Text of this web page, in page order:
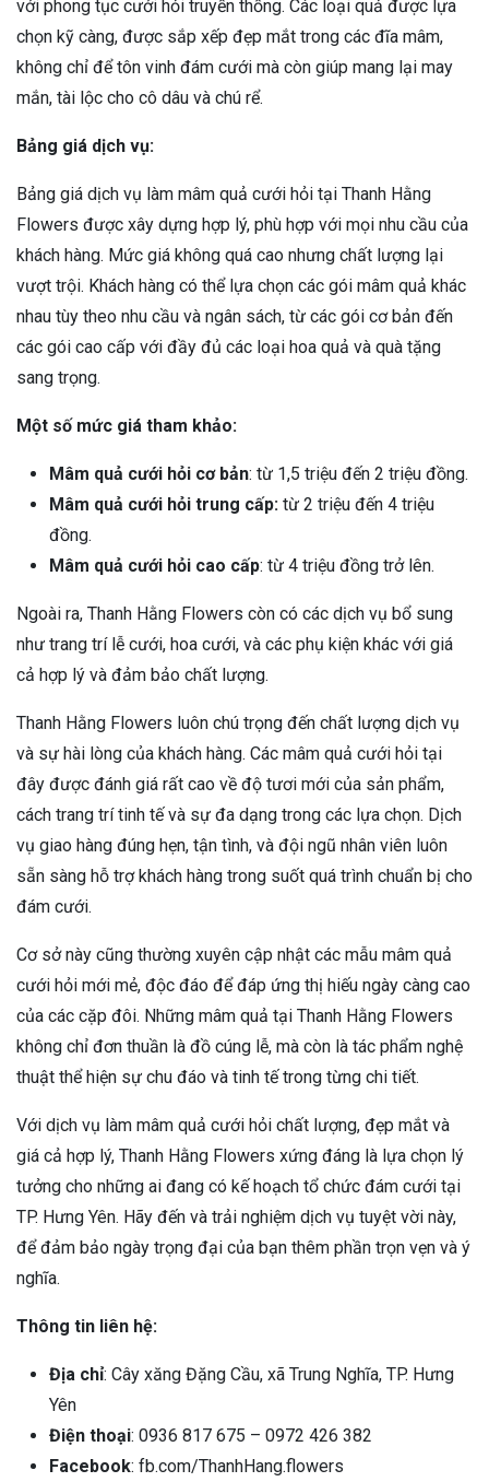
với phong tục cưới hỏi truyền thống. Các loại quả được lựa
chọn kỹ càng, được sắp xếp đẹp mắt trong các đĩa mâm,
không chỉ để tôn vinh đám cưới mà còn giúp mang lại may
mắn, tài lộc cho cô dâu và chú rể.
Bảng giá dịch vụ:
Bảng giá dịch vụ làm mâm quả cưới hỏi tại Thanh Hằng
Flowers được xây dựng hợp lý, phù hợp với mọi nhu cầu của
khách hàng. Mức giá không quá cao nhưng chất lượng lại
vượt trội. Khách hàng có thể lựa chọn các gói mâm quả khác
nhau tùy theo nhu cầu và ngân sách, từ các gói cơ bản đến
các gói cao cấp với đầy đủ các loại hoa quả và quà tặng
sang trọng.
Một số mức giá tham khảo:
Mâm quả cưới hỏi cơ bản: từ 1,5 triệu đến 2 triệu đồng.
Mâm quả cưới hỏi trung cấp: từ 2 triệu đến 4 triệu
đồng.
Mâm quả cưới hỏi cao cấp: từ 4 triệu đồng trở lên.
Ngoài ra, Thanh Hằng Flowers còn có các dịch vụ bổ sung
như trang trí lễ cưới, hoa cưới, và các phụ kiện khác với giá
cả hợp lý và đảm bảo chất lượng.
Thanh Hằng Flowers luôn chú trọng đến chất lượng dịch vụ
và sự hài lòng của khách hàng. Các mâm quả cưới hỏi tại
đây được đánh giá rất cao về độ tươi mới của sản phẩm,
cách trang trí tinh tế và sự đa dạng trong các lựa chọn. Dịch
vụ giao hàng đúng hẹn, tận tình, và đội ngũ nhân viên luôn
sẵn sàng hỗ trợ khách hàng trong suốt quá trình chuẩn bị cho
đám cưới.
Cơ sở này cũng thường xuyên cập nhật các mẫu mâm quả
cưới hỏi mới mẻ, độc đáo để đáp ứng thị hiếu ngày càng cao
của các cặp đôi. Những mâm quả tại Thanh Hằng Flowers
không chỉ đơn thuần là đồ cúng lễ, mà còn là tác phẩm nghệ
thuật thể hiện sự chu đáo và tinh tế trong từng chi tiết.
Với dịch vụ làm mâm quả cưới hỏi chất lượng, đẹp mắt và
giá cả hợp lý, Thanh Hằng Flowers xứng đáng là lựa chọn lý
tưởng cho những ai đang có kế hoạch tổ chức đám cưới tại
TP. Hưng Yên. Hãy đến và trải nghiệm dịch vụ tuyệt vời này,
để đảm bảo ngày trọng đại của bạn thêm phần trọn vẹn và ý
nghĩa.
Thông tin liên hệ:
Địa chỉ: Cây xăng Đặng Cầu, xã Trung Nghĩa, TP. Hưng
Yên
Điện thoại: 0936 817 675 – 0972 426 382
Facebook: fb.com/ThanhHang.flowers